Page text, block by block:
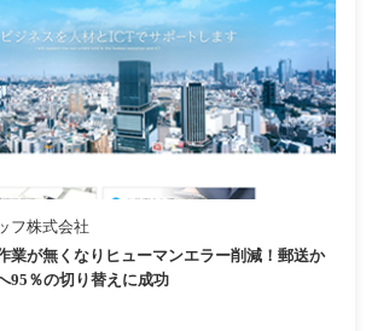
フ株式会社
業が無くなりヒューマンエラー削減！郵送か
95％の切り替えに成功